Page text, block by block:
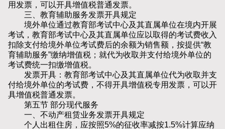
用发票，可以开具增值税普通发票。
三、教育辅助服务发票开具规定
境外单位通过教育部考试中心及其直属单位在境内开展
考试，教育部考试中心及其直属单位应以取得的考试费收入
扣除支付给境外单位考试费后的余额为销售额，按提供“教
育辅助服务”缴纳增值税；就代为收取并支付给境外单位的
考试费统一扣缴增值税。
发票开具：教育部考试中心及其直属单位代为收取并支
付给境外单位的考试费，不得开具增值税专用发票，可以开
具增值税普通发票。
第五节 部分现代服务
一、不动产租赁业务发票开具规定
个人出租住房，应按照5%的征收率减按1.5%计算应纳